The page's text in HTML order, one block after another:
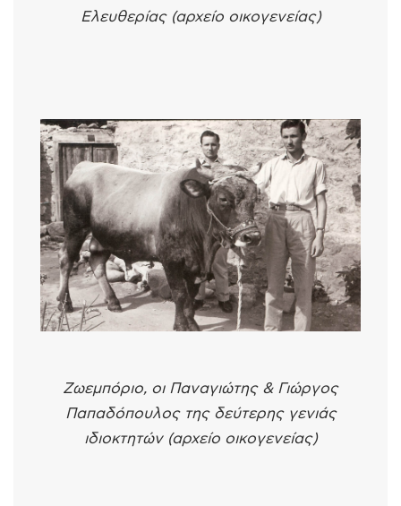
Ελευθερίας (αρχείο οικογενείας)
Ζωεμπόριο, οι Παναγιώτης & Γιώργος
Παπαδόπουλος της δεύτερης γενιάς
ιδιοκτητών (αρχείο οικογενείας)